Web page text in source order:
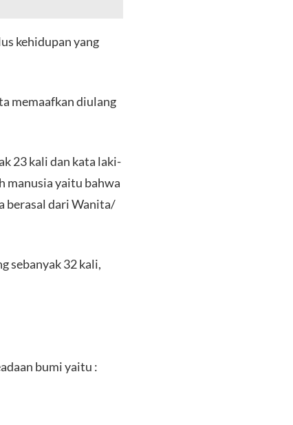
kehidupan yang
memaafkan diulang
23 kali dan kata laki-
manusia yaitu bahwa
berasal dari Wanita/
sebanyak 32 kali,
bumi yaitu :